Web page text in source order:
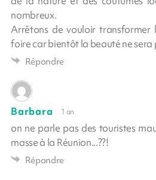
nombreux.
Arrêtons de vouloir transformer
foire car bientôt la beauté ne sera
Répondre
Barbara 1 an
on ne parle pas des touristes
masse à la Réunion...??!
Répondre